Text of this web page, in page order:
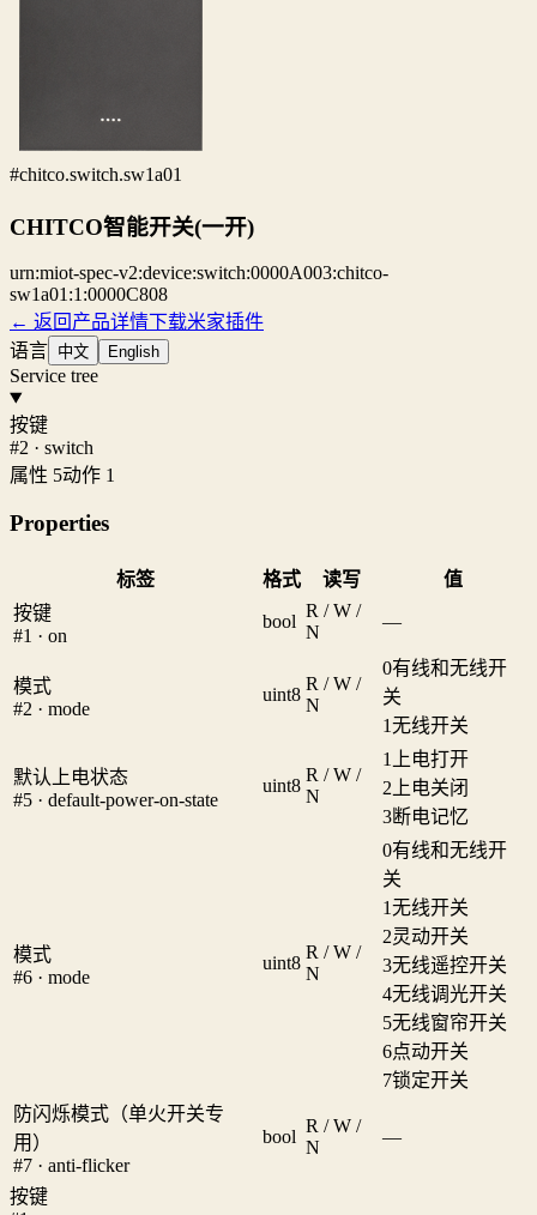
#chitco.switch.sw1a01
CHITCO智能开关(一开)
urn:miot-spec-v2:device:switch:0000A003:chitco-
sw1a01:1:0000C808
← 返回产品详情下载米家插件
语言 中文 English
Service tree
按键
#2 · switch
属性 5动作 1
Properties
标签 格式 读写
值
按键
#1 · on
bool
R / W /
N
—
模式
#2 · mode
uint8
R / W /
N
0有线和无线开
关
1无线开关
默认上电状态
#5 · default-power-on-state
uint8
R / W /
N
1
上电打开
2 上电关闭
3断电记忆
模式
#6 · mode
uint8
R / W /
N
0有线和无线开
关
1无线开关
2灵动开关
3无线遥控开关
4无线调光开关
5无线窗帘开关
6点动开关
7锁定开关
防闪烁模式（单火开关专
用）
#7 · anti-flicker
bool
R / W /
N
—
按键